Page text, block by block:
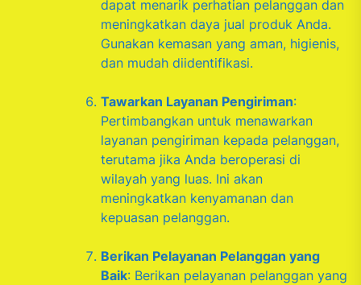
dapat menarik perhatian pelanggan dan
meningkatkan daya jual produk Anda.
Gunakan kemasan yang aman, higienis,
dan mudah diidentifikasi.
Tawarkan Layanan Pengiriman:
Pertimbangkan untuk menawarkan
layanan pengiriman kepada pelanggan,
terutama jika Anda beroperasi di
wilayah yang luas. Ini akan
meningkatkan kenyamanan dan
kepuasan pelanggan.
Berikan Pelayanan Pelanggan yang
Baik: Berikan pelayanan pelanggan yang